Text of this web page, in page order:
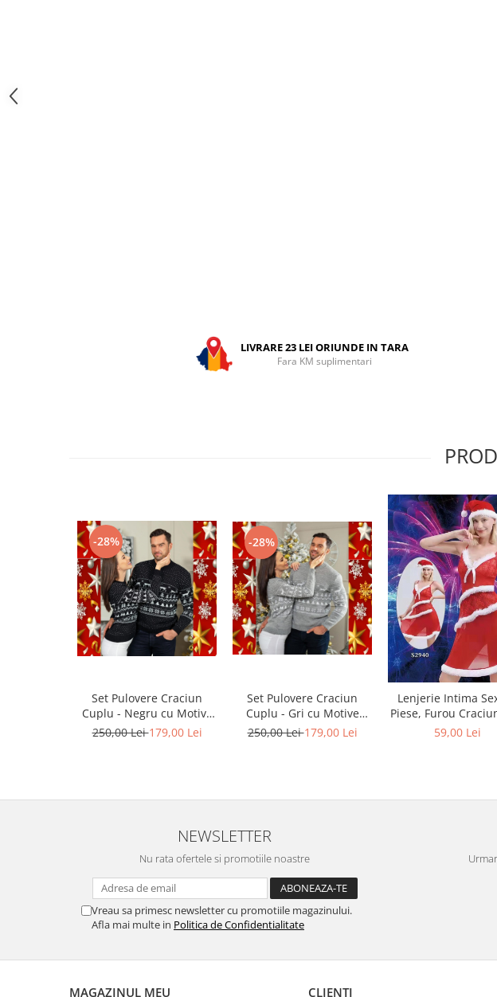
LIVRARE 23 LEI ORIUNDE IN TARA
Fara KM suplimentari
-28%
Set Pulovere Craciun
Cuplu - Negru cu Motive
Traditionale
250,00 Lei179,00 Lei
-28%
Set Pulovere Craciun
Cuplu - Gri cu Motive
Traditionale
250,00 Lei179,00 Lei
Lenjerie Intima
Piese, Furou
Chiloti Tanga
59,00 Lei
NEWSLETTER
Nu rata ofertele si promotiile noastre
Vreau sa primesc newsletter cu promotiile magazinului.
Afla mai multe in Politica de Confidentialitate
MAGAZINUL MEU CLIENTI